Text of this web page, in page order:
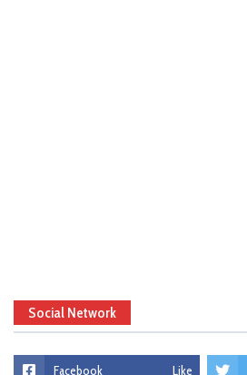
Social Network
Facebook Like